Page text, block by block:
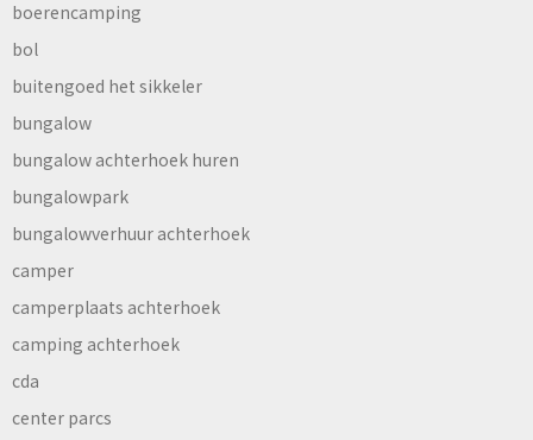
boerencamping
bol
buitengoed het sikkeler
bungalow
bungalow achterhoek huren
bungalowpark
bungalowverhuur achterhoek
camper
camperplaats achterhoek
camping achterhoek
cda
center parcs